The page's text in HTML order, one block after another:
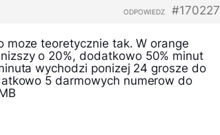
#170227
ODPOWIEDZ
moze teoretycznie tak. W orange
o 20%, dodatkowo 50% minut
wychodzi ponizej 24 grosze do
5 darmowych numerow do